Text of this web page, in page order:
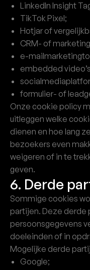
LinkedIn Insight
TikTok Pixel;
Hotjar of
CRM- of
e-
embedded
formulier- of
Onze cookie policy
uitleggen welke
dienen en hoe lang
bezoekers even
weigeren of in te
geven.
6. Derde
Sommige cookies
partijen. Deze derde
persoonsgegevens
doeleinden of in
Mogelijke derde
Google;